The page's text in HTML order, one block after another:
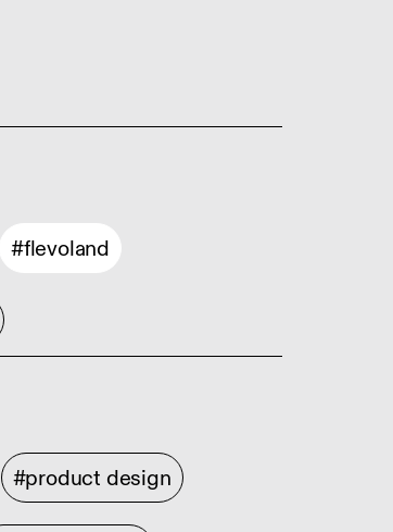
#flevoland
#product design